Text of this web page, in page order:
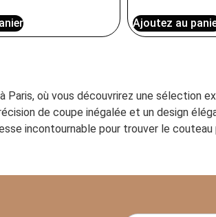
Ajoutez au
Paris, où vous découvrirez une sélection
de coupe inégalée et un design
incontournable pour trouver le